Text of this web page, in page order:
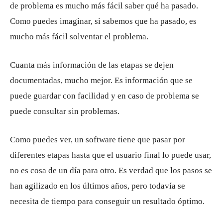
de problema es mucho más fácil saber qué ha pasado.
Como puedes imaginar, si sabemos que ha pasado, es
mucho más fácil solventar el problema.
Cuanta más información de las etapas se dejen
documentadas, mucho mejor. Es información que se
puede guardar con facilidad y en caso de problema se
puede consultar sin problemas.
Como puedes ver, un software tiene que pasar por
diferentes etapas hasta que el usuario final lo puede usar,
no es cosa de un día para otro. Es verdad que los pasos se
han agilizado en los últimos años, pero todavía se
necesita de tiempo para conseguir un resultado óptimo.